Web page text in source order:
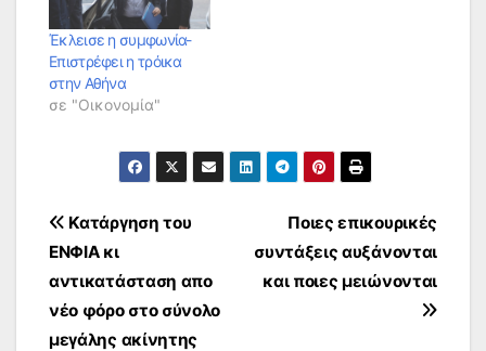
Έκλεισε η συμφωνία-
Επιστρέφει η τρόικα
στην Αθήνα
σε "Οικονομία"
Πλοήγηση
άρθρων
Ποιες επικουρικές
συντάξεις αυξάνονται
και ποιες μειώνονται
Κατάργηση του
ΕΝΦΙΑ κι
αντικατάσταση απο
νέο φόρο στο σύνολο
μεγάλης ακίνητης